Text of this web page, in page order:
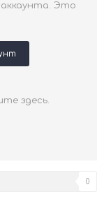
Это
здесь.
0